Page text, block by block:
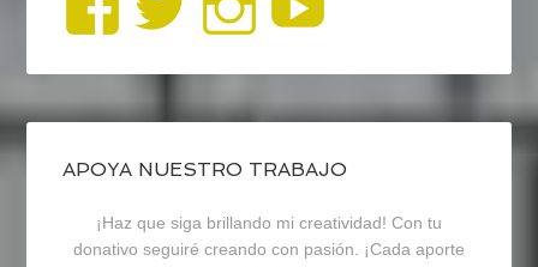
perfil
de
blogrecursosep
en
perfil
de
recursosep
en
perfil
de
recursosep
en
APOYA NUESTRO TRABAJO
¡Haz que siga brillando mi creatividad! Con tu
donativo seguiré creando con pasión. ¡Cada aporte